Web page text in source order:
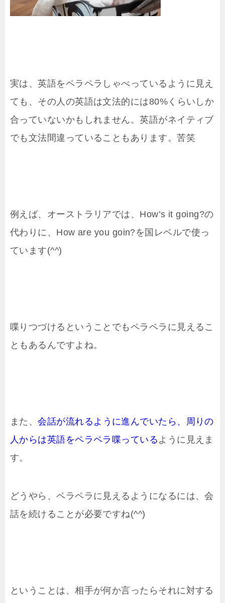
実は、英語をペラペラしゃべっているように見え
ても、その人の英語は文法的には80%くらいしか
合っていないかもしれません。英語がネイティブ
でも文法間違っていることもあります。苦笑
例えば、オーストラリアでは、How’s it going?の
代わりに、How are you goin?を国レベルで使っ
ています(^^)
喋りつづけるということでもペラペラに見えるこ
ともあるんですよね。
また、会話が流れるように進んでいたら、周りの
人からは英語をペラペラ喋っている ように見えま
す。
どうやら、ペラペラに見えるようになるには、会
話を続けることが必要ですね(^^)
ということは、相手が何か言ったらそれに対する